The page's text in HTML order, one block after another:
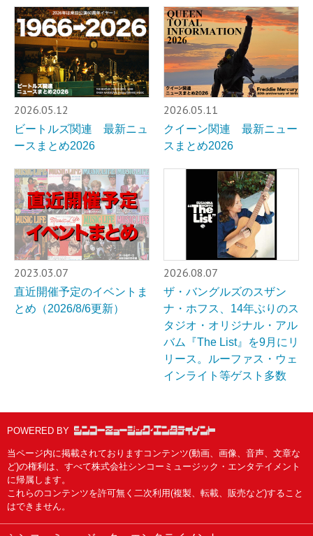
2026.05.12
ビートルズ関連 最新ニュ
ースまとめ2026
2026.05.11
クイーン関連 最新ニュー
スまとめ2026
2023.03.07
直近開催予定のイベントま
とめ（2026/8/6更新）
2026.08.07
ザ・バングルズのスザン
ナ・ホフス、14年ぶりのス
タジオ・オリジナル・アル
バム『The List』を9月にリ
リース。ルーファス・ウェ
インライト等ゲスト多数
POWERED BY
当ページ内に掲載されておりますコンテンツ(動画、画像、音声、文章な
ど)の権利は、すべて株式会社シンコーミュージック・エンタテイメント
に帰属します。
これらのコンテンツを許可無く二次利用(複製、転載、販売など)すること
はできません。